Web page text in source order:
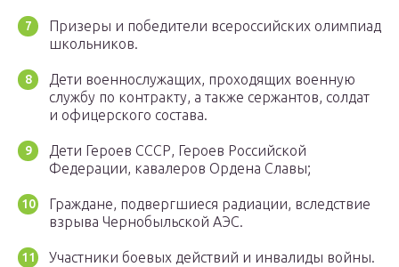
Призеры и победители всероссийских олимпиад
школьников.
Дети военнослужащих, проходящих военную
службу по контракту, а также сержантов, солдат
и офицерского состава.
Дети Героев СССР, Героев Российской
Федерации, кавалеров Ордена Славы;
Граждане, подвергшиеся радиации, вследствие
взрыва Чернобыльской АЭС.
Участники боевых действий и инвалиды войны.